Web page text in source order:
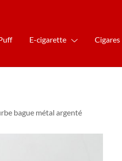
E-cigarette Cigares
bague métal argenté